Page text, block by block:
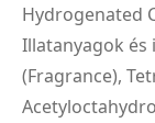
Hydrogenated
Illatanyagok
(Fragrance),